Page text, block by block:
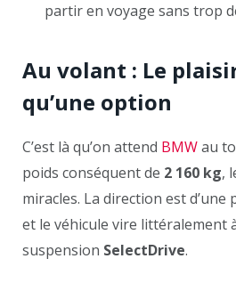
partir en voyage sans trop
Au volant : Le
qu’une option
C’est là qu’on attend BMWau
poids conséquent de 2 160 kg,
miracles. La direction est
et le véhicule vire littéralement
suspension SelectDrive.